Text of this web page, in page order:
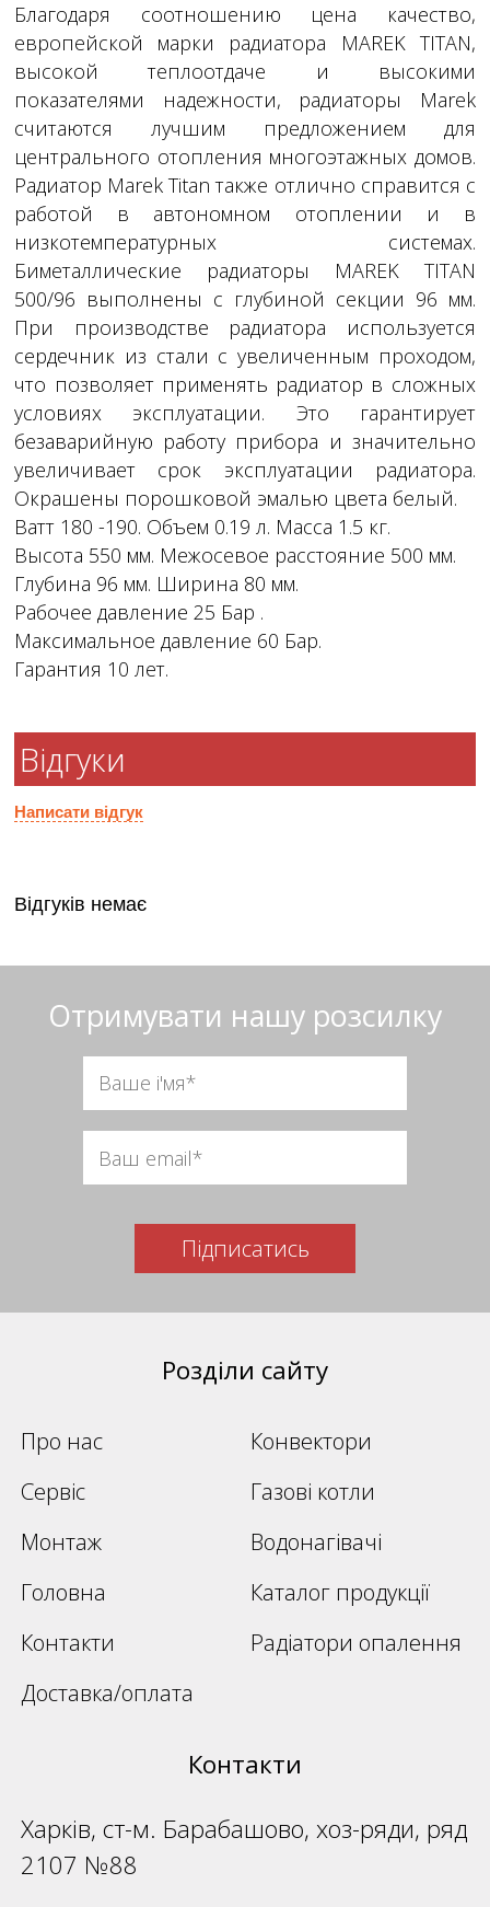
Благодаря соотношению цена качество,
европейской марки радиатора MAREK TITAN,
высокой теплоотдаче и высокими
показателями надежности, радиаторы Marek
считаются лучшим предложением для
центрального отопления многоэтажных домов.
Радиатор Marek Titan также отлично справится с
работой в автономном отоплении и в
низкотемпературных системах.
Биметаллические радиаторы MAREK TITAN
500/96 выполнены с глубиной секции 96 мм.
При производстве радиатора используется
сердечник из стали c увеличенным проходом,
что позволяет применять радиатор в сложных
условиях эксплуатации. Это гарантирует
безаварийную работу прибора и значительно
увеличивает срок эксплуатации радиатора.
Окрашены порошковой эмалью цвета белый.
Ватт 180 -190. Объем 0.19 л. Масса 1.5 кг.
Высота 550 мм. Межосевое расстояние 500 мм.
Глубина 96 мм. Ширина 80 мм.
Рабочее давление 25 Бар .
Максимальное давление 60 Бар.
Гарантия 10 лет.
Відгуки
Написати відгук
Відгуків немає
Отримувати нашу розсилку
Підписатись
Розділи сайту
Про нас
Конвектори
Сервіс
Газові котли
Монтаж
Водонагівачі
Головна
Каталог продукції
Контакти
Радіатори опалення
Доставка/оплата
Контакти
Харків, ст-м. Барабашово, хоз-ряди, ряд
2107 №88